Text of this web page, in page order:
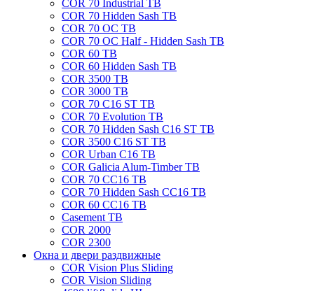
COR 70 Industrial TB
COR 70 Hidden Sash TB
COR 70 OC TB
COR 70 OC Half - Hidden Sash TB
COR 60 TB
COR 60 Hidden Sash TB
COR 3500 TB
COR 3000 TB
COR 70 C16 ST TB
COR 70 Evolution TB
COR 70 Hidden Sash C16 ST TB
COR 3500 C16 ST TB
COR Urban C16 TB
COR Galicia Alum-Timber TB
COR 70 CC16 TB
COR 70 Hidden Sash CC16 TB
COR 60 CC16 TB
Casement TB
COR 2000
COR 2300
Окна и двери раздвижные
COR Vision Plus Sliding
COR Vision Sliding